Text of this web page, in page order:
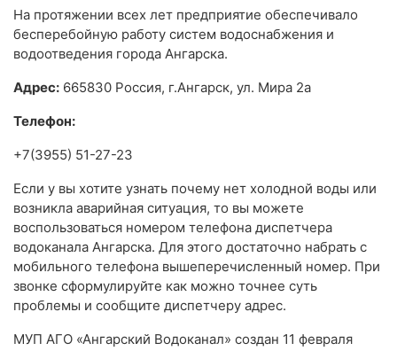
На протяжении всех лет предприятие обеспечивало
бесперебойную работу систем водоснабжения и
водоотведения города Ангарска.
Адрес: 665830 Россия, г.Ангарск, ул. Мира 2а
Телефон:
+7(3955) 51-27-23
Если у вы хотите узнать почему нет холодной воды или
возникла аварийная ситуация, то вы можете
воспользоваться номером телефона диспетчера
водоканала Ангарска. Для этого достаточно набрать с
мобильного телефона вышеперечисленный номер. При
звонке сформулируйте как можно точнее суть
проблемы и сообщите диспетчеру адрес.
МУП АГО «Ангарский Водоканал» создан 11 февраля